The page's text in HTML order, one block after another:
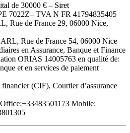
de 30000 € – Siret
7022Z– TVA N FR 41794835405
Rue de France 29, 06000 Nice,
Rue de France 54, 06000 Nice
en Assurance, Banque et Finance
ORIAS 14005763 en qualité de:
et en services de paiement
(CIF), Courtier d’assurance
Mobile: